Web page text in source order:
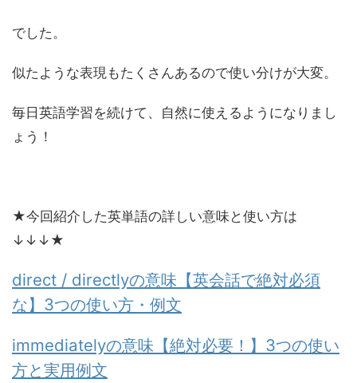
でした。
似たような表現もたくさんあるので使い分けが大変。
毎日英語学習を続けて、自然に使えるようになりまし
ょう！
★今回紹介した英単語の詳しい意味と使い方は
↓↓↓★
direct / directlyの意味【英会話で絶対必須
な】3つの使い方・例文
immediatelyの意味【絶対必要！】3つの使い
方と実用例文